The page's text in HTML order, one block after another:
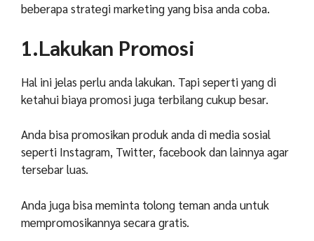
beberapa strategi marketing yang bisa anda coba.
1.Lakukan Promosi
Hal ini jelas perlu anda lakukan. Tapi seperti yang di
ketahui biaya promosi juga terbilang cukup besar.
Anda bisa promosikan produk anda di media sosial
seperti Instagram, Twitter, facebook dan lainnya agar
tersebar luas.
Anda juga bisa meminta tolong teman anda untuk
mempromosikannya secara gratis.